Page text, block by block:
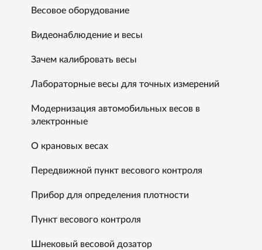
Весовое оборудование
Видеонаблюдение и весы
Зачем калибровать весы
Лабораторные весы для точных измерений
Модернизация автомобильных весов в
электронные
О крановых весах
Передвижной пункт весового контроля
Прибор для определения плотности
Пункт весового контроля
Шнековый весовой дозатор